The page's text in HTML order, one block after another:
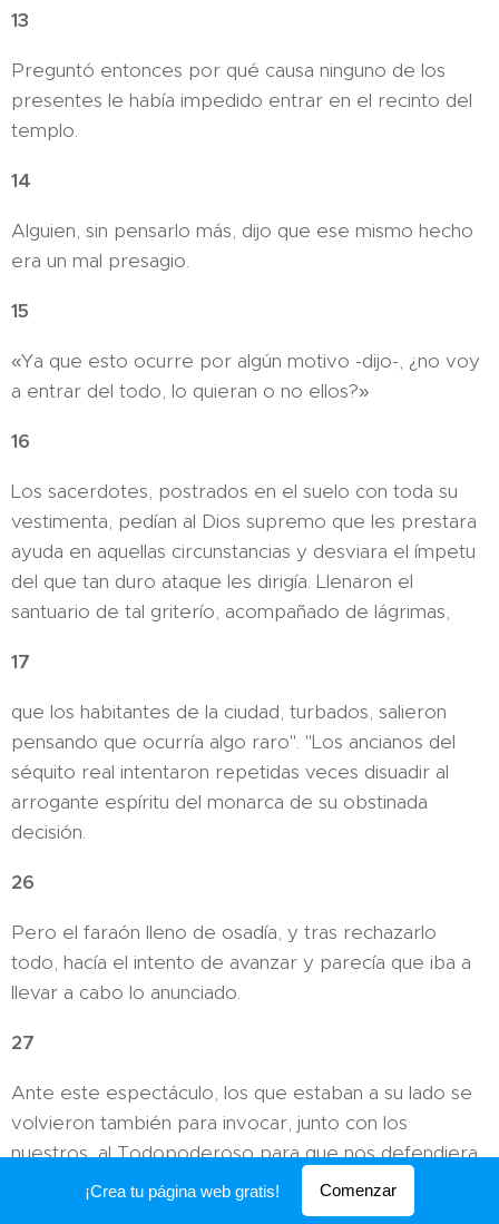
13
Preguntó entonces por qué causa ninguno de los
presentes le había impedido entrar en el recinto del
templo.
14
Alguien, sin pensarlo más, dijo que ese mismo hecho
era un mal presagio.
15
«Ya que esto ocurre por algún motivo -dijo-, ¿no voy
a entrar del todo, lo quieran o no ellos?»
16
Los sacerdotes, postrados en el suelo con toda su
vestimenta, pedían al Dios supremo que les prestara
ayuda en aquellas circunstancias y desviara el ímpetu
del que tan duro ataque les dirigía. Llenaron el
santuario de tal griterío, acompañado de lágrimas,
17
que los habitantes de la ciudad, turbados, salieron
pensando que ocurría algo raro". "Los ancianos del
séquito real intentaron repetidas veces disuadir al
arrogante espíritu del monarca de su obstinada
decisión.
26
Pero el faraón lleno de osadía, y tras rechazarlo
todo, hacía el intento de avanzar y parecía que iba a
llevar a cabo lo anunciado.
27
Ante este espectáculo, los que estaban a su lado se
volvieron también para invocar, junto con los
nuestros, al Todopoderoso para que nos defendiera
en aquellas circunstancias y no permaneciera
indiferente ante una acción de arrogancia contra la
¡Crea tu página web gratis! Comenzar